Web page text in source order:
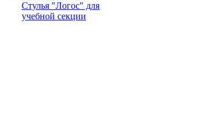
Стулья "Логос" для
учебной секции